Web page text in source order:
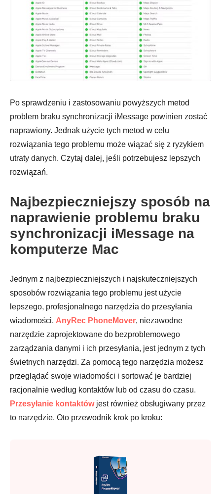
Krok 1.
Krok 2.
Krok 3.
Krok 4.
Po sprawdzeniu i zastosowaniu powyższych metod
problem braku synchronizacji iMessage powinien zostać
naprawiony. Jednak użycie tych metod w celu
rozwiązania tego problemu może wiązać się z ryzykiem
utraty danych. Czytaj dalej, jeśli potrzebujesz lepszych
rozwiązań.
Najbezpieczniejszy sposób na
naprawienie problemu braku
synchronizacji iMessage na
komputerze Mac
Jednym z najbezpieczniejszych i najskuteczniejszych
sposobów rozwiązania tego problemu jest użycie
lepszego, profesjonalnego narzędzia do przesyłania
wiadomości. AnyRec PhoneMover, niezawodne
narzędzie zaprojektowane do bezproblemowego
zarządzania danymi i ich przesyłania, jest jednym z tych
świetnych narzędzi. Za pomocą tego narzędzia możesz
przeglądać swoje wiadomości i sortować je bardziej
racjonalnie według kontaktów lub od czasu do czasu.
Przesyłanie kontaktówjest również obsługiwany przez
to narzędzie. Oto przewodnik krok po kroku: